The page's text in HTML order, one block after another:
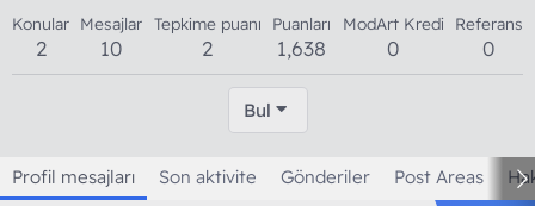
Konular
2
Mesajlar
10
Tepkime puanı
2
Puanları
1,638
ModArt Kredi
0
Referans
0
Bul
Profil mesajları Son aktivite Gönderiler Post Areas